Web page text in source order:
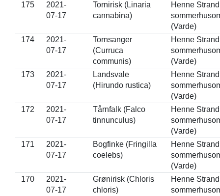
175
2021-
07-17
Tornirisk (Linaria
cannabina)
Henne Strand
(Varde)
174
2021-
07-17
Tornsanger
(Curruca
communis)
Henne Strand
(Varde)
173
2021-
07-17
Landsvale
(Hirundo rustica)
Henne Strand
(Varde)
172
2021-
07-17
Tårnfalk (Falco
tinnunculus)
Henne Strand
(Varde)
171
2021-
07-17
Bogfinke (Fringilla
coelebs)
Henne Strand
(Varde)
170
2021-
07-17
Grønirisk (Chloris
chloris)
Henne Strand